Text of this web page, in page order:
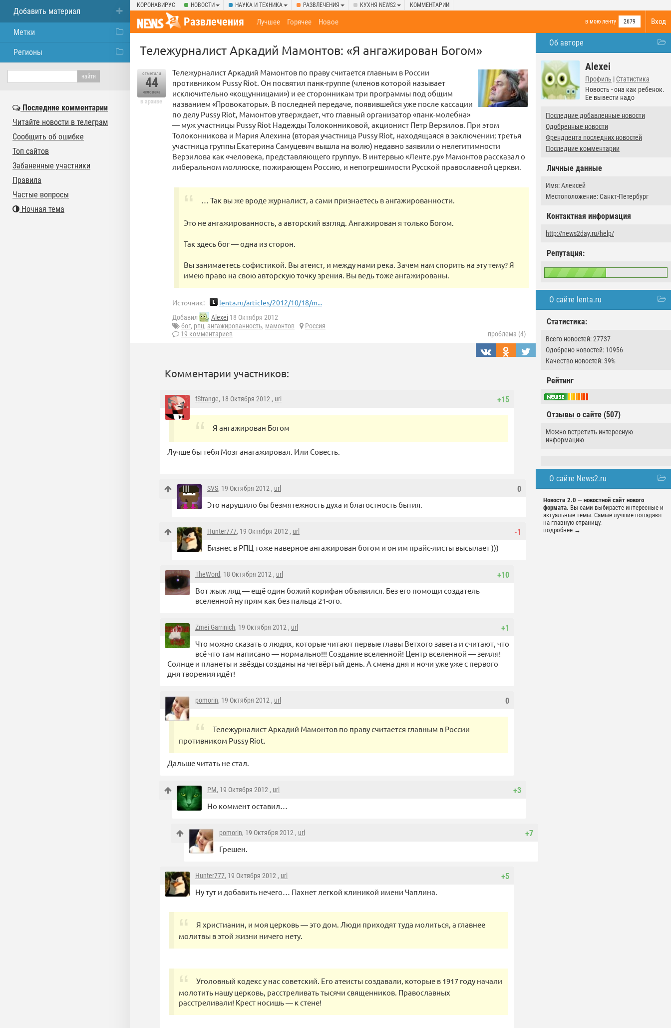
КОРОНАВИРУС НОВОСТИ НАУКА И ТЕХНИКА РАЗВЛЕЧЕНИЯ КУХНЯ NEWS2 КОММЕНТАРИИ
Вход
Развлечения в мою ленту 2679
Лучшее Горячее Новое
Об авторе
Alexei
Профиль | Статистика
Новость - она как ребенок.
Ее вывести надо
Последние добавленные новости
Одобренные новости
Френдлента последних новостей
Последние комментарии
Личные данные
Имя: Алексей
Местоположение: Санкт-Петербург
Контактная информация
http://news2day.ru/help/
Репутация:
О сайте lenta.ru
Статистика:
Всего новостей: 27737
Одобрено новостей: 10956
Качество новостей: 39%
Рейтинг
Отзывы о сайте (507)
Можно встретить интересную
информацию
О сайте News2.ru
Новости 2.0 — новостной сайт нового
формата. Вы сами выбираете интересные и
актуальные темы. Самые лучшие попадают
на главную страницу.
подробнее →
Тележурналист Аркадий Мамонтов: «Я ангажирован Богом»
отметили
44
человека
в архиве
Тележурналист Аркадий Мамонтов по праву считается главным в России
противником Pussy Riot. Он посвятил панк-группе (членов которой называет
исключительно «кощунницами») и ее сторонникам три программы под общим
названием «Провокаторы». В последней передаче, появившейся уже после кассации
по делу Pussy Riot, Мамонтов утверждает, что главный организатор «панк-молебна»
— муж участницы Pussy Riot Надежды Толоконниковой, акционист Петр Верзилов. При этом
Толоконникова и Мария Алехина (вторая участница Pussy Riot, находящаяся в заключении; третья
участница группы Екатерина Самуцевич вышла на волю) недавно заявили о нелегитимности
Верзилова как «человека, представляющего группу». В интервью «Ленте.ру» Мамонтов рассказал о
либеральном моллюске, пожирающем Россию, и непогрешимости Русской православной церкви.
… Так вы же вроде журналист, а сами признаетесь в ангажированности.
Это не ангажированность, а авторский взгляд. Ангажирован я только Богом.
Так здесь бог — одна из сторон.
Вы занимаетесь софистикой. Вы атеист, и между нами река. Зачем нам спорить на эту тему? Я
имею право на свою авторскую точку зрения. Вы ведь тоже ангажированы.
Источник: lenta.ru/articles/2012/10/18/m...
Добавил Alexei 18 Октября 2012
бог, рпц, ангажированность, мамонтов
Россия
19 комментариев
проблема (4)
Комментарии участников:
+15
fStrange, 18 Октября 2012 , url
Я ангажирован Богом
Лучше бы тебя Мозг анагажировал. Или Совесть.
0
SVS, 19 Октября 2012 , url
Это нарушило бы безмятежность духа и благостность бытия.
-1
Hunter777, 19 Октября 2012 , url
Бизнес в РПЦ тоже наверное ангажирован богом и он им прайс-листы высылает )))
+10
TheWord, 18 Октября 2012 , url
Вот жыж ляд — ещё один божий корифан объявился. Без его помощи создатель
вселенной ну прям как без пальца 21-ого.
+1
Zmei Garrinich, 19 Октября 2012 , url
Что можно сказать о людях, которые читают первые главы Ветхого завета и считают, что
всё что там написано — нормально!!! Создание вселенной! Центр вселенной — земля!
Солнце и планеты и звёзды созданы на четвёртый день. А смена дня и ночи уже уже с первого
дня творения идёт!
0
pomorin, 19 Октября 2012 , url
Тележурналист Аркадий Мамонтов по праву считается главным в России
противником Pussy Riot.
Дальше читать не стал.
+3
PM, 19 Октября 2012 , url
Но коммент оставил…
+7
pomorin, 19 Октября 2012 , url
Грешен.
+5
Hunter777, 19 Октября 2012 , url
Ну тут и добавить нечего… Пахнет легкой клиникой имени Чаплина.
Я христианин, и моя церковь — это дом. Люди приходят туда молиться, а главнее
молитвы в этой жизни ничего нету.
Уголовный кодекс у нас советский. Его атеисты создавали, которые в 1917 году начали
молотить нашу церковь, расстреливать тысячи священников. Православных
расстреливали! Крест носишь — к стене!
Добавить материал
Метки
Регионы
Последние комментарии
Читайте новости в телеграм
Сообщить об ошибке
Топ сайтов
Забаненные участники
Правила
Частые вопросы
Ночная тема